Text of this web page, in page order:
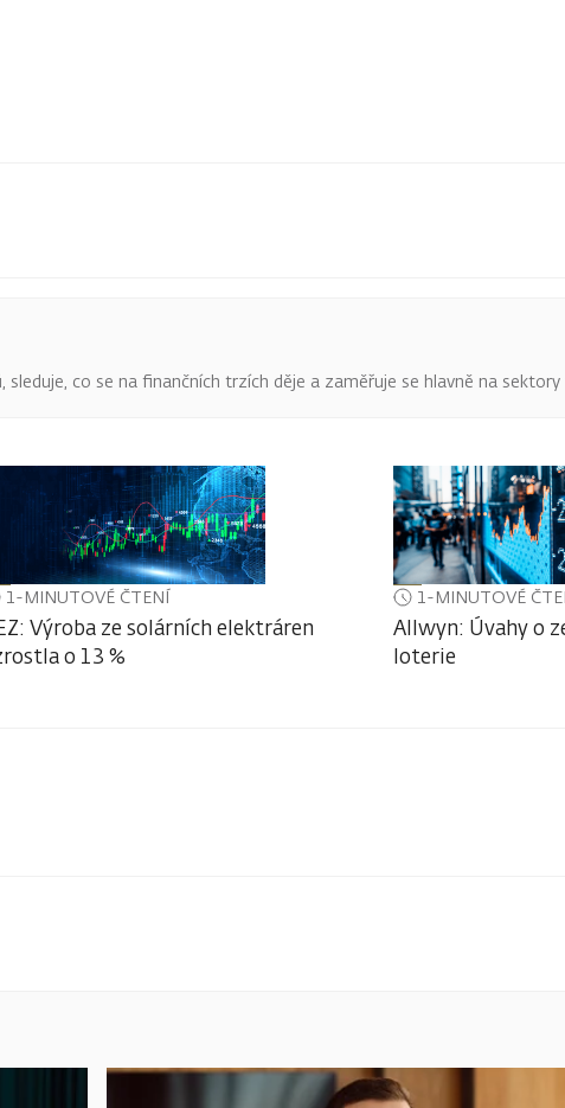
sleduje, co se na finančních trzích děje a zaměřuje se hlavně na
1-MINUTOVÉ ČTENÍ
Výroba ze solárních elektráren
o 13 %
1-MINUTOVÉ
Allwyn: Úvahy o
loterie